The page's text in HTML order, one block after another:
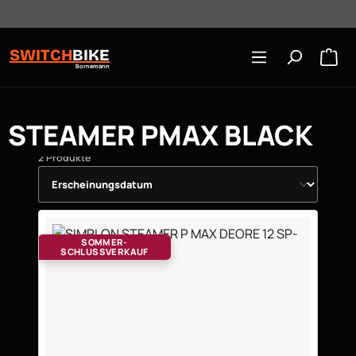
SWITCHBIKE
Bornemann
STEAMER PMAX BLACK
2 Produkte
SOMMER-
SCHLUSSVERKAUF